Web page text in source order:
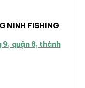
NINH FISHING
9, quận 8, thành